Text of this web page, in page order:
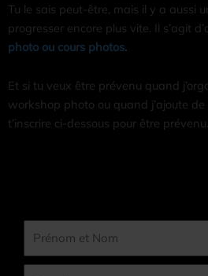
Tu le sais peut-être, mais il y a aussi
progresser encore plus vite. Il s’agit
photo ou cours photos.
Et si tu veux être prévenu quand
workshop photo ou quand j’ajoute
t’inscrire ci-dessous pour être prévenu.
Nom